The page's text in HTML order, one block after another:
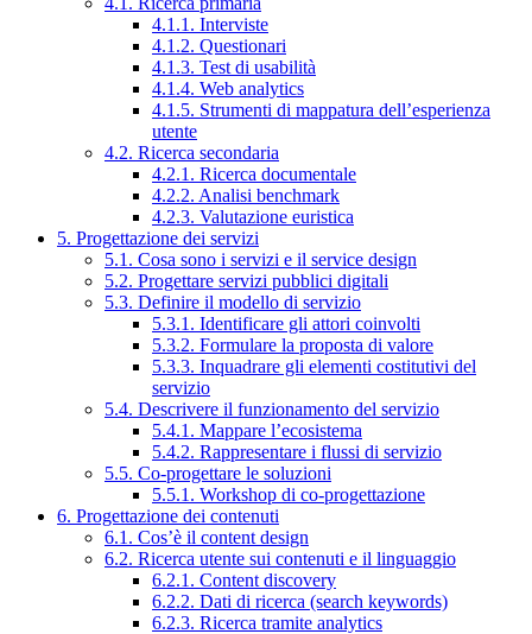
4.1.1. Interviste
4.1.2. Questionari
4.1.3. Test di usabilità
4.1.4. Web analytics
4.1.5. Strumenti di mappatura dell’esperienza
utente
4.2. Ricerca secondaria
4.2.1. Ricerca documentale
4.2.2. Analisi benchmark
4.2.3. Valutazione euristica
5. Progettazione dei servizi
5.1. Cosa sono i servizi e il service design
5.2. Progettare servizi pubblici digitali
5.3. Definire il modello di servizio
5.3.1. Identificare gli attori coinvolti
5.3.2. Formulare la proposta di valore
5.3.3. Inquadrare gli elementi costitutivi del
servizio
5.4. Descrivere il funzionamento del servizio
5.4.1. Mappare l’ecosistema
5.4.2. Rappresentare i flussi di servizio
5.5. Co-progettare le soluzioni
5.5.1. Workshop di co-progettazione
6. Progettazione dei contenuti
6.1. Cos’è il content design
6.2. Ricerca utente sui contenuti e il linguaggio
6.2.1. Content discovery
6.2.2. Dati di ricerca (search keywords)
6.2.3. Ricerca tramite analytics